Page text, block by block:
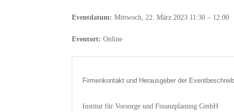
Eventdatum: Mittwoch, 22. März 2023 11:30 – 12:00
Eventort: Online
Firmenkontakt und Herausgeber der
Institut für Vorsorge und Finanzplanung GmbH